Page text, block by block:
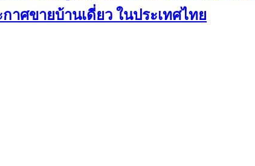
าศขายบ้านเดี่ยว ในประเทศไทย